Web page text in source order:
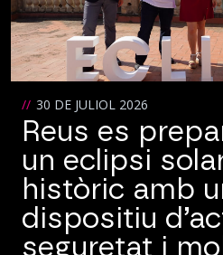
30 DE JULIOL 2026
Reus es
un eclipsi
històric amb
dispositiu
seguretat i